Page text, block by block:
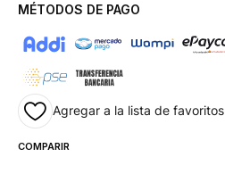
MÉTODOS DE PAGO
Agregar a la lista de favoritos
COMPARIR